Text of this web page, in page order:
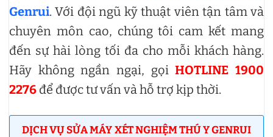
Genrui. Với đội ngũ kỹ thuật viên tận tâm và
chuyên môn cao, chúng tôi cam kết mang
đến sự hài lòng tối đa cho mỗi khách hàng.
Hãy không ngần ngại, gọiHOTLINE 1900
2276 để được tư vấn và hỗ trợ kịp thời.
DỊCH VỤ SỬA MÁY XÉT NGHIỆM THÚ Y GENRUI